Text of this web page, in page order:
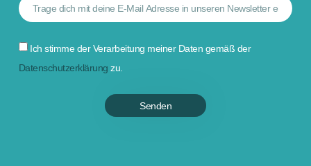
Ich stimme der Verarbeitung meiner Daten gemäß der
Datenschutzerklärung zu.
Senden